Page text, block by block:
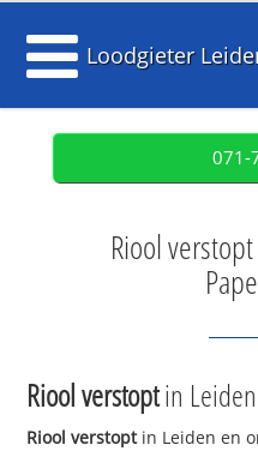
Loodgieter
071-
Riool
Riool verstoptin Leiden
Riool verstoptin Leiden en